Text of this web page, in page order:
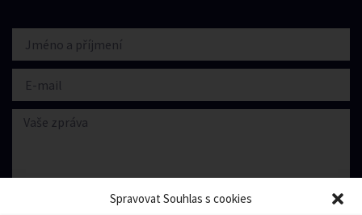
Spravovat Souhlas s cookies